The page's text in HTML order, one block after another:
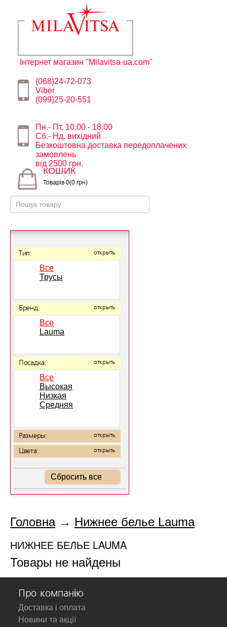
Інтернет магазин "Milavitsa-ua.com"
(068)24-72-073
Viber
(099)25-20-551
Пн.- Пт. 10.00 - 18.00
Сб.- Нд. вихідний
Безкоштовна доставка передоплачених
замовлень
від 2500 грн.
КОШИК
Товарів 0(0 грн)
Тип: открыть
Все
Трусы
Бренд: открыть
Все
Lauma
Посадка: открыть
Все
Высокая
Низкая
Средняя
Размеры: открыть
Цвета: открыть
Сбросить все
Головна→ Нижнее белье Lauma
НИЖНЕЕ БЕЛЬЕ LAUMA
Товары не найдены
Про компанію
Доставка і оплата
Новини та акції